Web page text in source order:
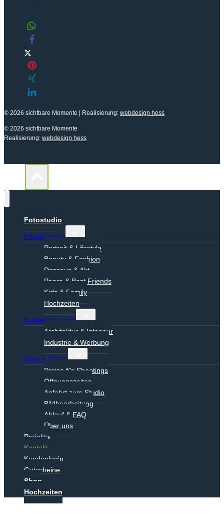
© 2026 sichtbare Momente | Realisierung: webdesign hess
© 2026 sichtbare Momente
Realisierung: webdesign hess
Fotostudio
Privatkunden umschalten
Portrait & Lifestyle
Beauty & Fashion
Dessous & Akt
Paare & Best Friends
Kids & Family
Hochzeiten
Businesskunden umschalten
Architektur & Interieur
Industrie & Werbung
Infos & Preise umschalten
Preise für Shootings
Öffnungszeiten
Anfahrt zum Studio
Bildbearbeitung
Ablauf & FAQ
Über uns
Projekte
Kontakt
Kundenlogin
Gutscheine
Shop
Hochzeiten